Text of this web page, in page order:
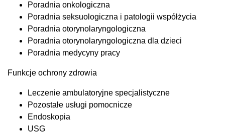
Poradnia onkologiczna
Poradnia seksuologiczna i patologii współżycia
Poradnia otorynolaryngologiczna
Poradnia otorynolaryngologiczna dla dzieci
Poradnia medycyny pracy
Funkcje ochrony zdrowia
Leczenie ambulatoryjne specjalistyczne
Pozostałe usługi pomocnicze
Endoskopia
USG